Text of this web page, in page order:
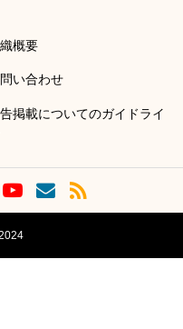
概要
い合わせ
掲載についてのガイドライ